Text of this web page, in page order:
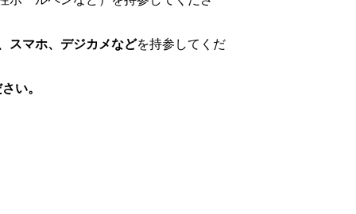
スマホ、デジカメなどを持参してくだ
い。